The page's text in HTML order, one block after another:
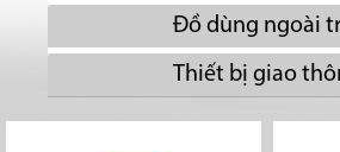
Đồ dùng ngoài
Thiết bị giao